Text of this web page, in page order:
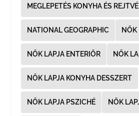
MEGLEPETÉS KONYHA ÉS
NATIONAL GEOGRAPHIC NŐK
NŐK LAPJA ENTERIŐR NŐK
NŐK LAPJA KONYHA DESSZERT
NŐK LAPJA PSZICHÉ NŐK